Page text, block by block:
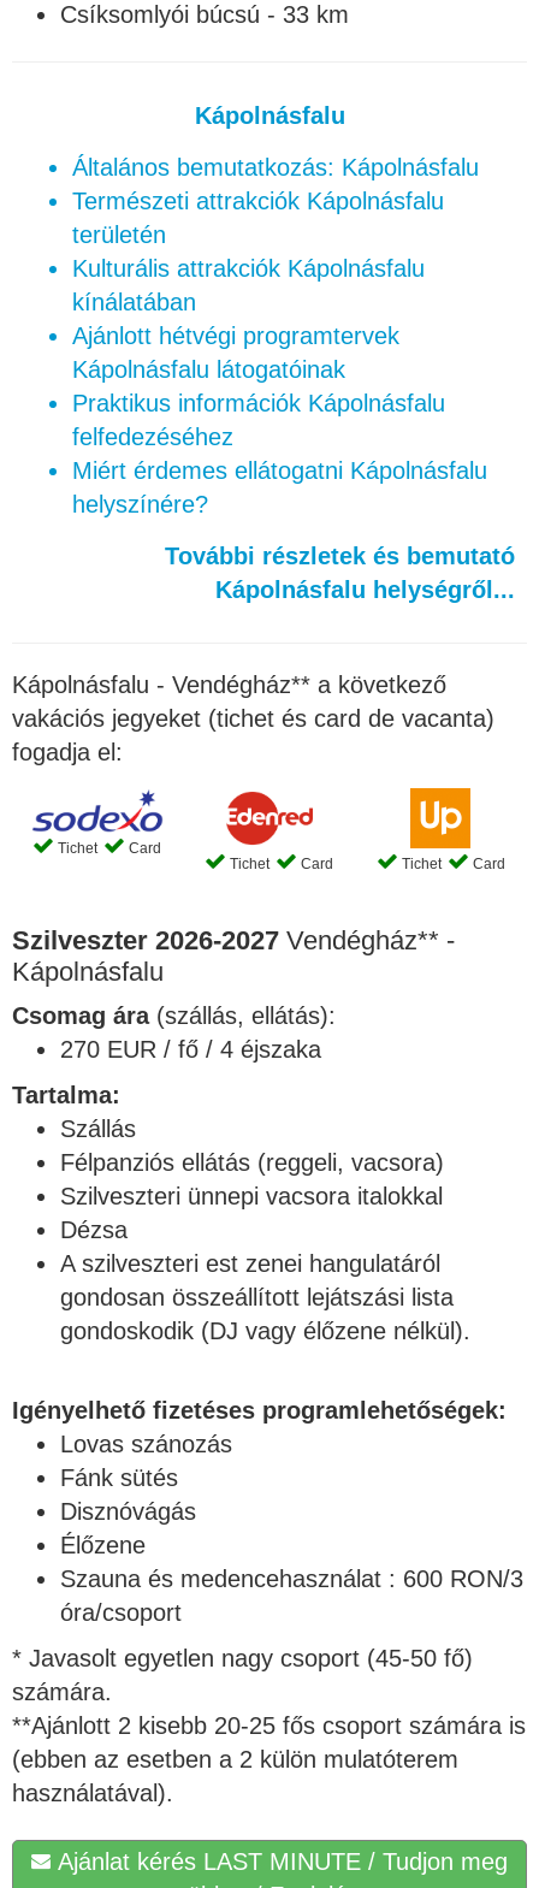
Csíksomlyói búcsú - 33 km
Kápolnásfalu
Általános bemutatkozás: Kápolnásfalu
Természeti attrakciók Kápolnásfalu
területén
Kulturális attrakciók Kápolnásfalu
kínálatában
Ajánlott hétvégi programtervek
Kápolnásfalu látogatóinak
Praktikus információk Kápolnásfalu
felfedezéséhez
Miért érdemes ellátogatni Kápolnásfalu
helyszínére?
További részletek és bemutató
Kápolnásfalu helységről...
Kápolnásfalu - Vendégház** a következő
vakációs jegyeket (tichet és card de vacanta)
fogadja el:
Tichet
Card
Tichet
Card Tichet Card
Szilveszter 2026-2027 Vendégház** -
Kápolnásfalu
Csomag ára (szállás, ellátás):
270 EUR / fő / 4 éjszaka
Tartalma:
Szállás
Félpanziós ellátás (reggeli, vacsora)
Szilveszteri ünnepi vacsora italokkal
Dézsa
A szilveszteri est zenei hangulatáról
gondosan összeállított lejátszási lista
gondoskodik (DJ vagy élőzene nélkül).
Igényelhető fizetéses programlehetőségek:
Lovas szánozás
Fánk sütés
Disznóvágás
Élőzene
Szauna és medencehasználat : 600 RON/3
óra/csoport
* Javasolt egyetlen nagy csoport (45-50 fő)
számára.
**Ajánlott 2 kisebb 20-25 fős csoport számára is
(ebben az esetben a 2 külön mulatóterem
használatával).
Ajánlat kérés LAST MINUTE / Tudjon meg